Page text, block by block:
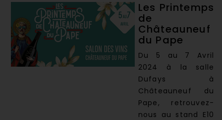
Les Printemps
de
Châteauneuf
du Pape
Du 5 au 7 Avril
2024 à la salle
Dufays à
Châteauneuf du
Pape, retrouvez-
nous au stand E10